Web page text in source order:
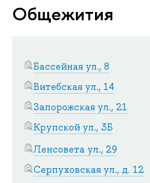
Общежития
Бассейная ул., 8
Витебская ул., 14
Запорожская ул., 21
Крупской ул., 3Б
Ленсовета ул., 29
Серпуховская ул., д. 12